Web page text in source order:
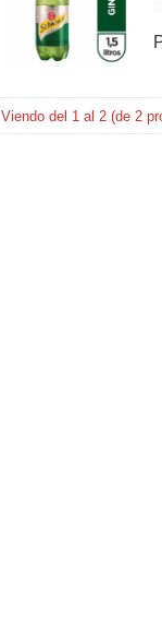
Viendo del 1 al 2 (de 2